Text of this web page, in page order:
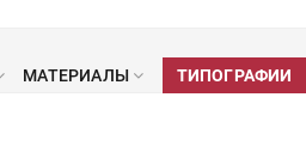
МАТЕРИАЛЫ ТИПОГРАФИИ